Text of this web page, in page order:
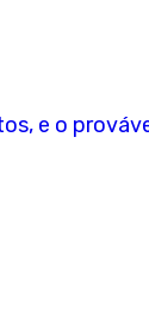
e o